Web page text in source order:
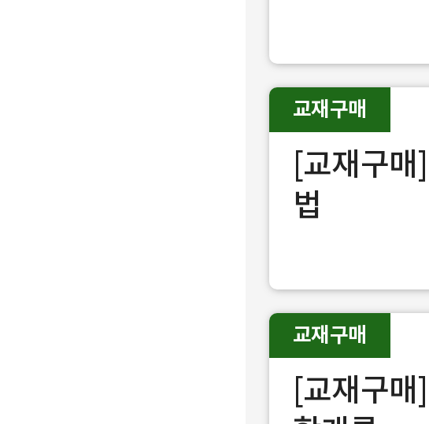
[교재구매
법
교재구매
[교재구매
교재구매